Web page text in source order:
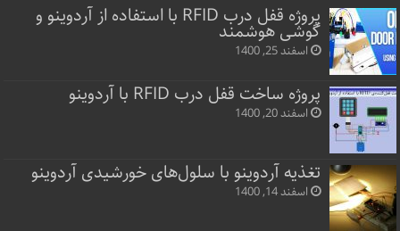
پروژه قفل‌ درب RFID با استفاده از آردوینو و
گوشی هوشمند
اسفند 25, 1400
پروژه ساخت قفل‌ درب RFID با آردوینو
اسفند 20, 1400
تغذیه آردوینو با سلول‌های خورشیدی آردوینو
اسفند 14, 1400